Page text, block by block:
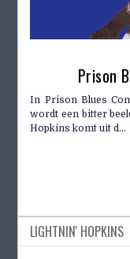
Prison
In Prison Blues
wordt een bitter
Hopkins komt uit d...
LIGHTNIN' HOPKINS